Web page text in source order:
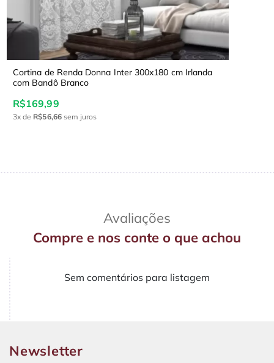
Cortina de Renda Donna Inter 300x180 cm Irlanda
com Bandô Branco
R$169,99
3x de R$56,66sem juros
Avaliações
Compre e nos conte o que achou
Sem comentários para listagem
Newsletter